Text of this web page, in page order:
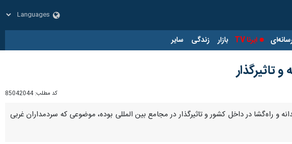
ایرنا TV بازار زندگی سایر
تاثیرگذار
کد مطلب: 85042044